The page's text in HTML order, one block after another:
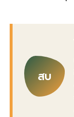
สบ